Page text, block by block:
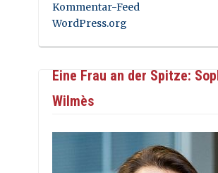
Kommentar-Feed
WordPress.org
Eine Frau an der Spitze:
Wilmès